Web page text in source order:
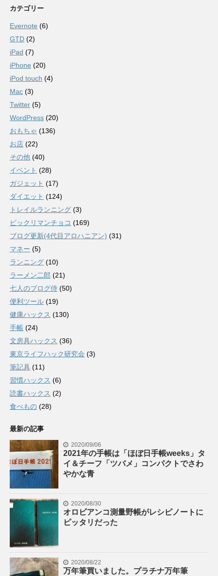
カテゴリー
Evernote (6)
GTD (2)
iPad (7)
iPhone (20)
iPod touch (4)
Mac (3)
Twitter (5)
WordPress (20)
おもちゃ (136)
お店 (22)
その他 (40)
イベント (28)
ガジェット (17)
ダイエット (124)
トレイルランニング (3)
ビックリマンチョコ (169)
ブログ更新(4代目アロハニアン) (31)
マネー (5)
ランニング (10)
ラーメン二郎 (21)
七人のブログ侍 (50)
便利ツール (19)
健康ハックス (130)
手帳 (24)
文房具ハックス (36)
東京ライフハック研究会 (3)
筆記具 (11)
習慣ハックス (6)
読書ハックス (2)
食べもの (28)
最新の記事
2020/09/06
2021年の手帳は「ほぼ日手帳weeks」タ
イ＆チーフ「ツバメ」コンパクトでさわ
やかな青
2020/08/30
オロビアンコ測量野帳がレシピノートに
ピッタリだった
2020/08/22
万年筆買いました。プラチナ万年筆